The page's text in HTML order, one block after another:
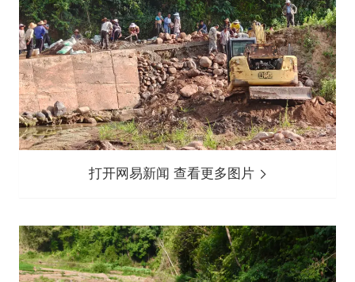
打开网易新闻 查看更多图片